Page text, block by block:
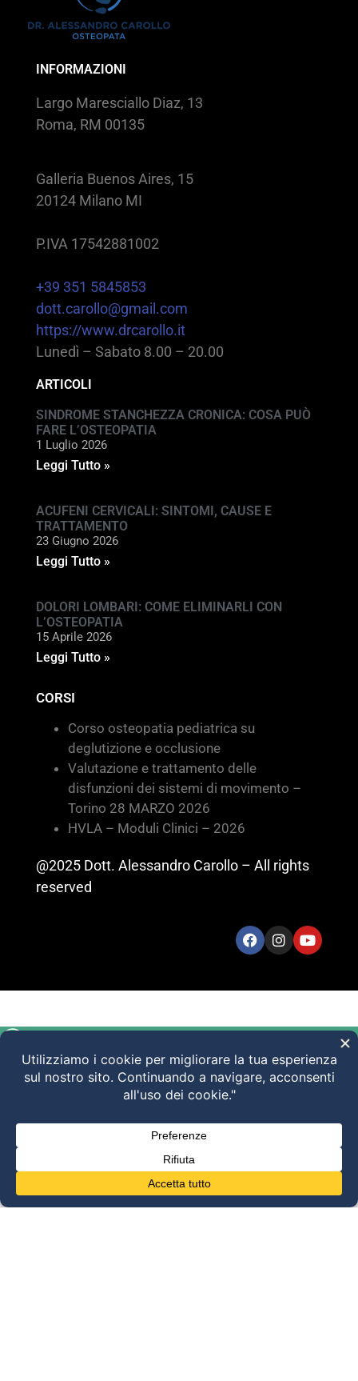
INFORMAZIONI
Largo Maresciallo Diaz, 13
Roma, RM 00135
Galleria Buenos Aires, 15
20124 Milano MI
P.IVA 17542881002
+39 351 5845853
dott.carollo@gmail.com
https://www.drcarollo.it
Lunedì – Sabato 8.00 – 20.00
ARTICOLI
SINDROME STANCHEZZA CRONICA: COSA PUÒ
FARE L’OSTEOPATIA
1 Luglio 2026
Leggi Tutto »
ACUFENI CERVICALI: SINTOMI, CAUSE E
TRATTAMENTO
23 Giugno 2026
Leggi Tutto »
DOLORI LOMBARI: COME ELIMINARLI CON
L’OSTEOPATIA
15 Aprile 2026
Leggi Tutto »
CORSI
Corso osteopatia pediatrica su
deglutizione e occlusione
Valutazione e trattamento delle
disfunzioni dei sistemi di movimento –
Torino 28 MARZO 2026
HVLA – Moduli Clinici – 2026
@2025 Dott. Alessandro Carollo – All rights
reserved